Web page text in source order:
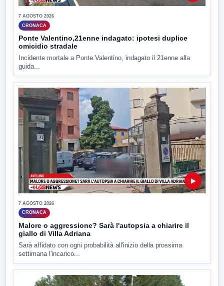
7 AGOSTO 2026
CRONACA
Ponte Valentino,21enne indagato: ipotesi duplice
omicidio stradale
Incidente mortale a Ponte Valentino, indagato il 21enne alla
guida...
▶
7 AGOSTO 2026
CRONACA
Malore o aggressione? Sarà l'autopsia a chiarire il
giallo di Villa Adriana
Sarà affidato con ogni probabilità all'inizio della prossima
settimana l'incarico...